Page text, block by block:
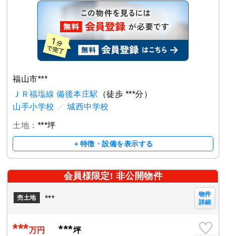
福山市***
ＪＲ福塩線 備後本庄駅
（徒歩 ***分）
山手小学校 ／ 城西中学校
土地： ***坪
＋特徴・設備を表示する
会員様限定! 非公開物件
売土地 ***
物件
詳細
***万円 ***坪